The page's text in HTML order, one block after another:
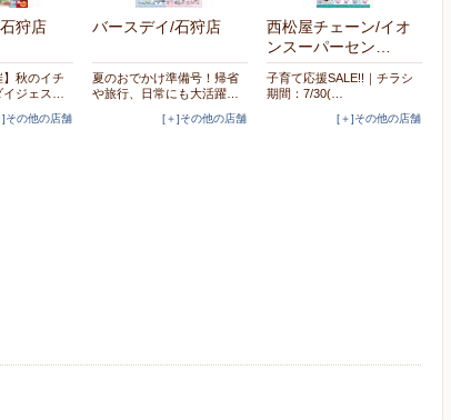
狩店
】秋のイチ
イジェス…
]その他の店舗
バースデイ/石狩店
夏のおでかけ準備号！帰省
や旅行、日常にも大活躍…
[＋]その他の店舗
西松屋チェーン/イオ
ンスーパーセン…
子育て応援SALE!!｜チラシ
期間：7/30(…
[＋]その他の店舗